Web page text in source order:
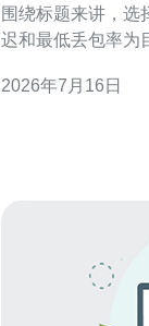
围绕标题来讲，选
迟和最低丢包率为
缩但牺牲一定性能
2026年7月16日